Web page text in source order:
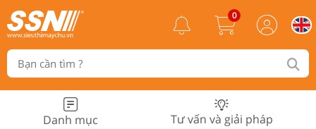
0
Danh mục Tư vấn và giải pháp